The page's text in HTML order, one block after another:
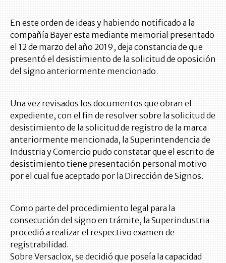
En este orden de ideas y habiendo notificado a la
compañía Bayer esta mediante memorial presentado
el 12 de marzo del año 2019, deja constancia de que
presentó el desistimiento de la solicitud de oposición
del signo anteriormente mencionado.
Una vez revisados los documentos que obran el
expediente, con el fin de resolver sobre la solicitud de
desistimiento de la solicitud de registro de la marca
anteriormente mencionada, la Superintendencia de
Industria y Comercio pudo constatar que el escrito de
desistimiento tiene presentación personal motivo
por el cual fue aceptado por la Dirección de Signos.
Como parte del procedimiento legal para la
consecución del signo en trámite, la Superindustria
procedió a realizar el respectivo examen de
registrabilidad.
Sobre Versaclox, se decidió que poseía la capacidad